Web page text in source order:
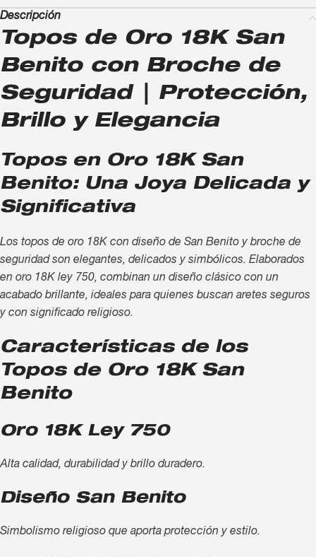
Descripción
Topos de Oro 18K San
Benito con Broche de
Seguridad | Protección,
Brillo y Elegancia
Topos en Oro 18K San
Benito: Una Joya Delicada y
Significativa
Los topos de oro 18K con diseño de San Benito y broche de
seguridad son elegantes, delicados y simbólicos. Elaborados
en oro 18K ley 750, combinan un diseño clásico con un
acabado brillante, ideales para quienes buscan aretes seguros
y con significado religioso.
Características de los
Topos de Oro 18K San
Benito
Oro 18K Ley 750
Alta calidad, durabilidad y brillo duradero.
Diseño San Benito
Simbolismo religioso que aporta protección y estilo.